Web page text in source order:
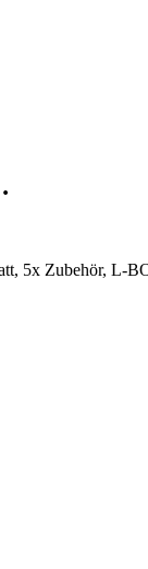
5x Zubehör, L-